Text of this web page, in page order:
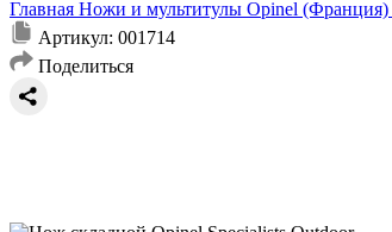
Главная Ножи и мультитулы Opinel (Франция)
Артикул: 001714
Поделиться